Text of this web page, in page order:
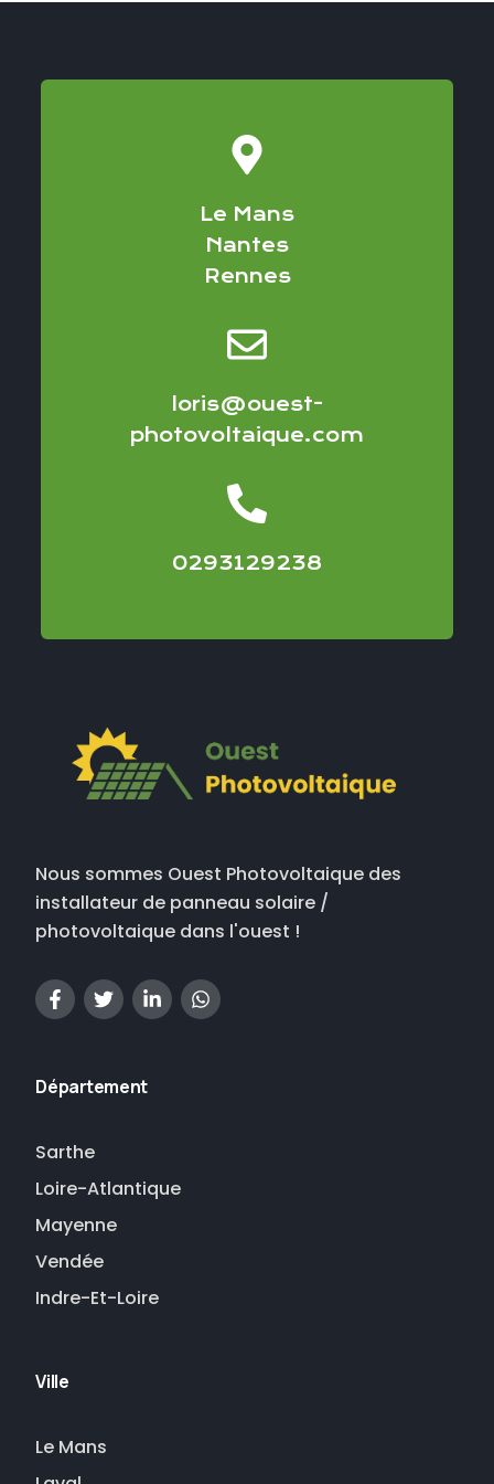
Le Mans
Nantes
Rennes
loris@ouest-
photovoltaique.com
0293129238
Nous sommes Ouest Photovoltaique des
installateur de panneau solaire /
photovoltaique dans l'ouest !
Département
Sarthe
Loire-Atlantique
Mayenne
Vendée
Indre-Et-Loire
Ville
Le Mans